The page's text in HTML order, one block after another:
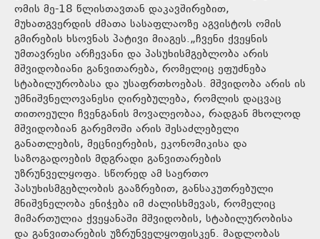
ომის მე-18 წლისთავთან დაკავშირებით,
მუხათგვერდის ძმათა სასაფლაოზე აგვისტოს ომის
გმირების ხსოვნას პატივი მიაგეს.„ჩვენი ქვეყნის
უმთავრესი არჩევანი და პასუხისმგებლობა არის
მშვიდობიანი განვითარება, რომელიც ეფუძნება
სტაბილურობასა და უსაფრთხოებას. მშვიდობა არის ის
უმნიშვნელოვანესი ღირებულება, რომლის დაცვაც
თითოეული ჩვენგანის მოვალეობაა, რადგან მხოლოდ
მშვიდობიან გარემოში არის შესაძლებელი
განათლების, მეცნიერების, ეკონომიკისა და
საზოგადოების მდგრადი განვითარების
უზრუნველყოფა. სწორედ ამ საერთო
პასუხისმგებლობის გააზრებით, განსაკუთრებული
მნიშვნელობა ენიჭება იმ ძალისხმევას, რომელიც
მიმართულია ქვეყანაში მშვიდობის, სტაბილურობისა
და განვითარების უზრუნველყოფისკენ. მადლობას